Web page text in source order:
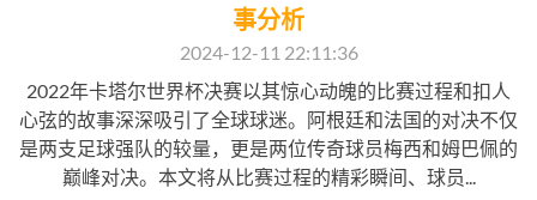
事分析
2024-12-11 22:11:36
2022年卡塔尔世界杯决赛以其惊心动魄的比赛过程和扣人
心弦的故事深深吸引了全球球迷。阿根廷和法国的对决不仅
是两支足球强队的较量，更是两位传奇球员梅西和姆巴佩的
巅峰对决。本文将从比赛过程的精彩瞬间、球员...